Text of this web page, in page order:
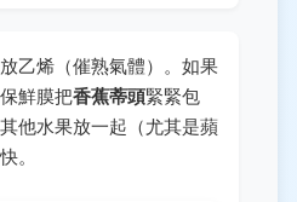
乙烯（催熟氣體）。如果
鮮膜把香蕉蒂頭緊緊包
他水果放一起（尤其是蘋
。